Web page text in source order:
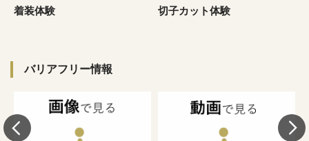
着装体験 切子カット体験
バリアフリー情報